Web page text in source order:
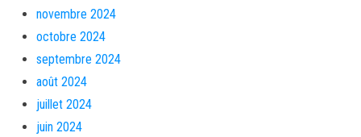
novembre 2024
octobre 2024
septembre 2024
août 2024
juillet 2024
juin 2024